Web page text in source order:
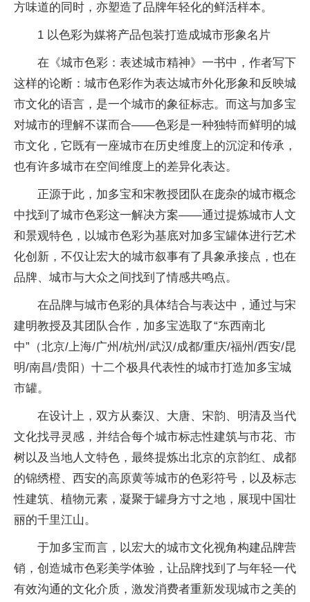
方味道的同时，亦塑造了品牌年轻化的鲜活样本。
1 以色彩为媒将产品包装打造成城市形象名片
在《城市色彩：表述城市精神》一书中，作者写下
这样的论断：城市色彩作为表达城市外化形象和反映城
市文化的语言，是一个城市的象征标志。而这与加多宝
对城市的理解不谋而合——色彩是一种独特而鲜明的城
市文化，它既有一座城市在历史维度上的沉淀和传承，
也有许多城市在空间维度上的差异化表达。
正源于此，加多宝和宋教授团队在庞杂的城市概念
中找到了城市色彩这一解决方案——通过提炼城市人文
和景观特色，以城市色彩为基底对加多宝罐体进行艺术
化创新，不仅让宏大的城市叙事有了具象承接点，也在
品牌、城市与大众之间找到了情感共鸣点。
在品牌与城市色彩的具体结合与表达中，通过与宋
建明教授及其团队合作，加多宝选取了“东西南北
中”（北京/上海/广州/杭州/武汉/成都/重庆/福州/西安/昆
明/南昌/贵阳）十二个极具代表性的城市打造加多宝城
市罐。
在设计上，双方从秦汉、大唐、宋韵、明清及当代
文化找寻灵感，并结合每个城市标志性建筑与市花、市
树以及当地人文特色，最终提炼出北京的京韵红、成都
的锦绣橙、西安的高原黄等城市的色彩符号，以及标志
性建筑、植物元素，凝聚于罐身方寸之地，展现中国壮
丽的千里江山。
于加多宝而言，以宏大的城市文化视角构建品牌营
销，创造城市色彩美学体验，让品牌找到了与年轻一代
有效沟通的文化介质，激发消费者重新发现城市之美的